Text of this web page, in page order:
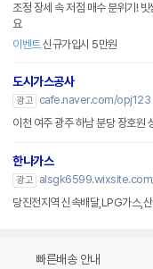
조정 장세 속 저점 매수 분위기!
요
이벤트신규가입시 5만원
도시가스공사
광고
cafe.naver.com/opj123
이천 여주 광주 하남 분당 장호원
한나가스
광고
당진전지역 신속배달,LPG가스,
빠른배송 안내